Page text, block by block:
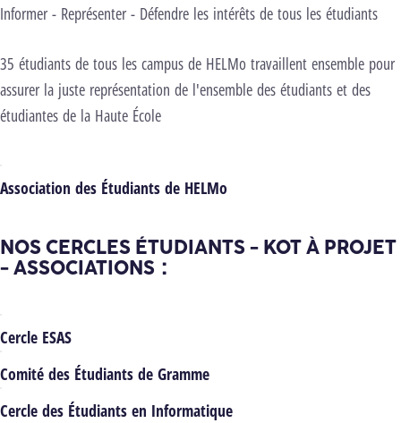
Lancer la vidéo
Informer - Représenter - Défendre les intérêts de tous les étudiants
35 étudiants de tous les campus de HELMo travaillent ensemble pour
assurer la juste représentation de l'ensemble des étudiants et des
étudiantes de la Haute École
Association des Étudiants de HELMo
NOS CERCLES ÉTUDIANTS - KOT À PROJET
- ASSOCIATIONS :
Cercle ESAS
Comité des Étudiants de Gramme
Cercle des Étudiants en Informatique